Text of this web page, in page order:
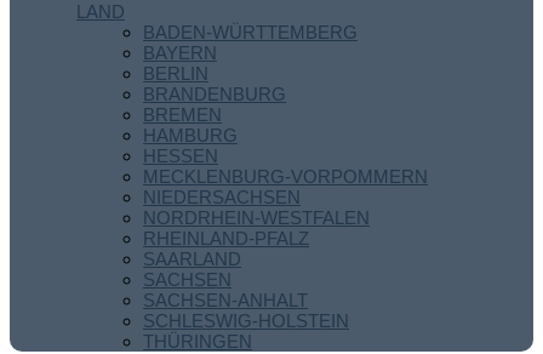
LAND
BADEN-WÜRTTEMBERG
BAYERN
BERLIN
BRANDENBURG
BREMEN
HAMBURG
HESSEN
MECKLENBURG-VORPOMMERN
NIEDERSACHSEN
NORDRHEIN-WESTFALEN
RHEINLAND-PFALZ
SAARLAND
SACHSEN
SACHSEN-ANHALT
SCHLESWIG-HOLSTEIN
THÜRINGEN